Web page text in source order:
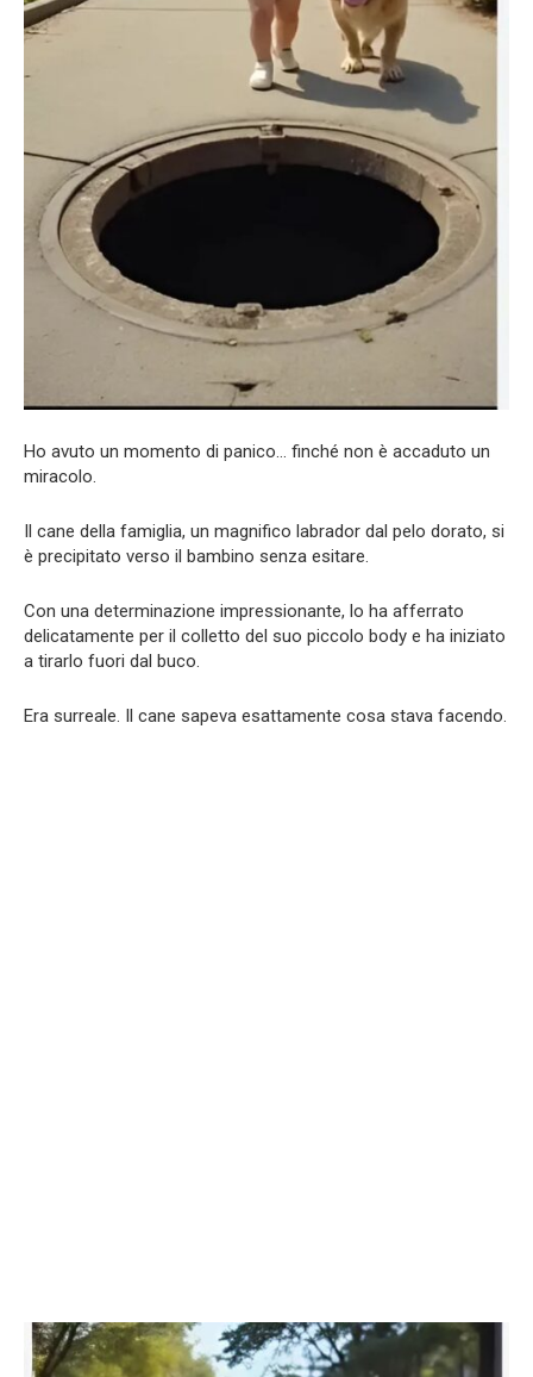
Ho avuto un momento di panico… finché non è accaduto un
miracolo.
Il cane della famiglia, un magnifico labrador dal pelo dorato, si
è precipitato verso il bambino senza esitare.
Con una determinazione impressionante, lo ha afferrato
delicatamente per il colletto del suo piccolo body e ha iniziato
a tirarlo fuori dal buco.
Era surreale. Il cane sapeva esattamente cosa stava facendo.